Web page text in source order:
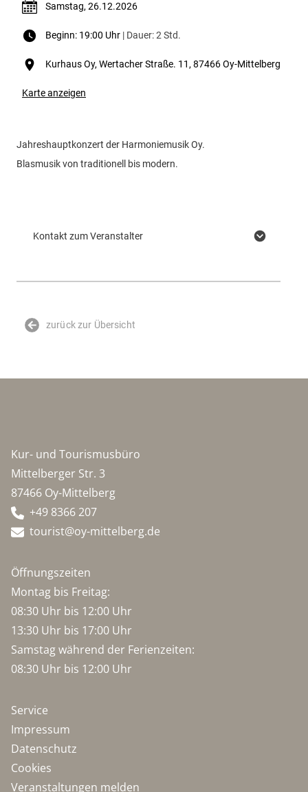
Samstag, 26.12.2026
Beginn: 19:00 Uhr | Dauer: 2 Std.
Kurhaus Oy, Wertacher Straße. 11, 87466 Oy-Mittelberg
Karte anzeigen
Jahreshauptkonzert der Harmoniemusik Oy.
Blasmusik von traditionell bis modern.
Kontakt zum Veranstalter
zurück zur Übersicht
Kur- und Tourismusbüro
Mittelberger Str. 3
87466 Oy-Mittelberg
+49 8366 207
tourist@oy-mittelberg.de
Öffnungszeiten
Montag bis Freitag:
08:30 Uhr bis 12:00 Uhr
13:30 Uhr bis 17:00 Uhr
Samstag während der Ferienzeiten:
08:30 Uhr bis 12:00 Uhr
Service
Impressum
Datenschutz
Cookies
Veranstaltungen melden